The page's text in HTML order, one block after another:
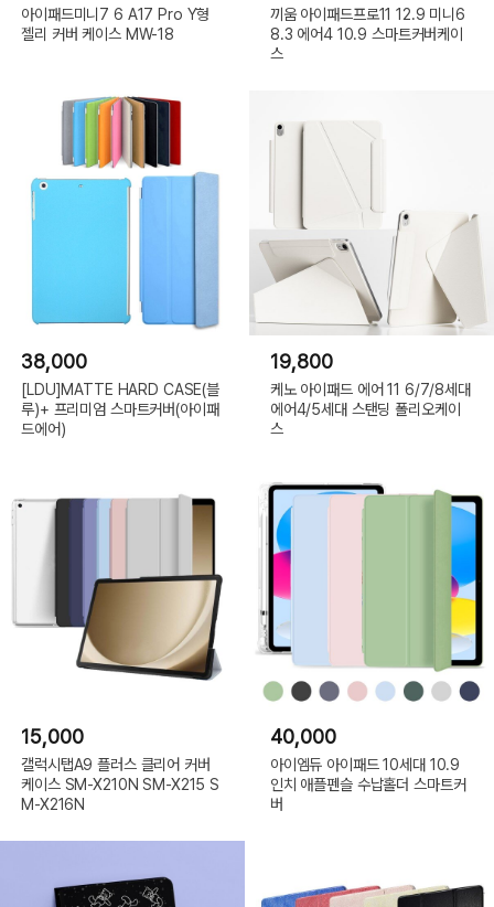
아이패드미니7 6 A17 Pro Y형
젤리 커버 케이스 MW-18
끼움 아이패드프로11 12.9 미니6
8.3 에어4 10.9 스마트커버케이
스
38,000
[LDU]MATTE HARD CASE(블
루)+ 프리미엄 스마트커버(아이패
드에어)
19,800
케노 아이패드 에어 11 6/7/8세대
에어4/5세대 스탠딩 폴리오케이
스
15,000
갤럭시탭A9 플러스 클리어 커버
케이스 SM-X210N SM-X215 S
M-X216N
40,000
아이엠듀 아이패드 10세대 10.9
인치 애플펜슬 수납홀더 스마트커
버